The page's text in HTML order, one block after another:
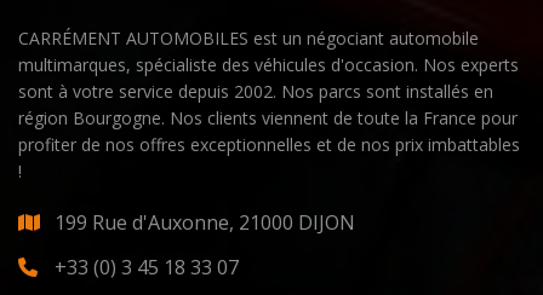
CARRÉMENT AUTOMOBILES est un négociant automobile
multimarques, spécialiste des véhicules d'occasion. Nos experts
sont à votre service depuis 2002. Nos parcs sont installés en
région Bourgogne. Nos clients viennent de toute la France pour
profiter de nos offres exceptionnelles et de nos prix imbattables
!
199 Rue d'Auxonne, 21000 DIJON
+33 (0) 3 45 18 33 07